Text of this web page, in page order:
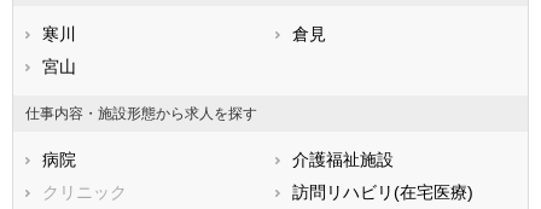
熊本県
鹿児島県
横浜市緑区
横浜市瀬谷区
横浜市栄区
川崎市川崎区
川崎市幸区
川崎市中原区
川崎市高津区
寒川
倉見
宮山
仕事内容・施設形態から求人を探す
病院
介護福祉施設
クリニック
訪問リハビリ(在宅医療)